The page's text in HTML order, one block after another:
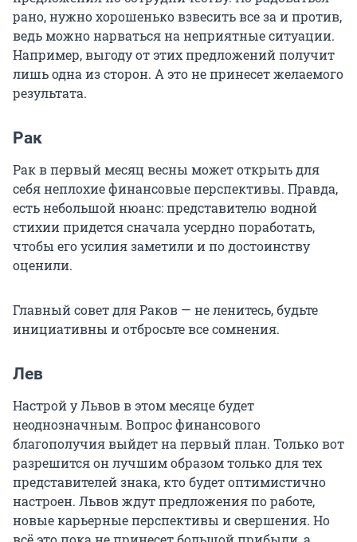
рано, нужно хорошенько взвесить все за и против,
ведь можно нарваться на неприятные ситуации.
Например, выгоду от этих предложений получит
лишь одна из сторон. А это не принесет желаемого
результата.
Рак
Рак в первый месяц весны может открыть для
себя неплохие финансовые перспективы. Правда,
есть небольшой нюанс: представителю водной
стихии придется сначала усердно поработать,
чтобы его усилия заметили и по достоинству
оценили.
Главный совет для Раков — не ленитесь, будьте
инициативны и отбросьте все сомнения.
Лев
Настрой у Львов в этом месяце будет
неоднозначным. Вопрос финансового
благополучия выйдет на первый план. Только вот
разрешится он лучшим образом только для тех
представителей знака, кто будет оптимистично
настроен. Львов ждут предложения по работе,
новые карьерные перспективы и свершения. Но